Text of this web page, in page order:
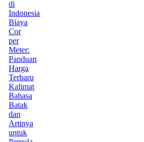
di
Indonesia
Biaya
Cor
per
Meter:
Panduan
Harga
Terbaru
Kalimat
Bahasa
Batak
dan
Artinya
untuk